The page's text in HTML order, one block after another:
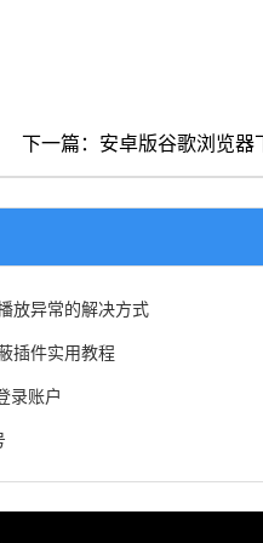
下一篇：安卓版谷歌浏览器
放异常的解决方式
插件实用教程
录账户